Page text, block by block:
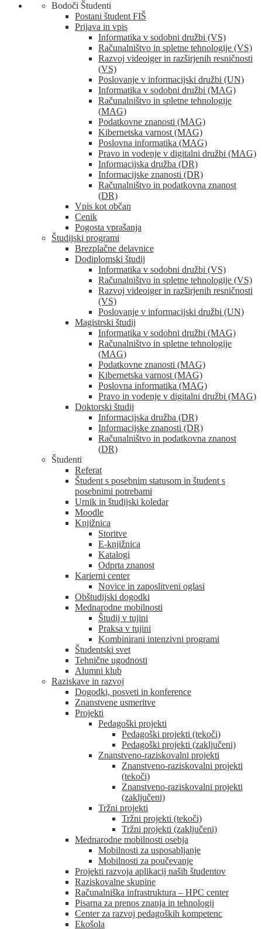
Bodoči Študenti
Postani študent FIŠ
Prijava in vpis
Informatika v sodobni družbi (VS)
Računalništvo in spletne tehnologije (VS)
Razvoj videoiger in razširjenih resničnosti
(VS)
Poslovanje v informacijski družbi (UN)
Informatika v sodobni družbi (MAG)
Računalništvo in spletne tehnologije
(MAG)
Podatkovne znanosti (MAG)
Kibernetska varnost (MAG)
Poslovna informatika (MAG)
Pravo in vodenje v digitalni družbi (MAG)
Informacijska družba (DR)
Informacijske znanosti (DR)
Računalništvo in podatkovna znanost
(DR)
Vpis kot občan
Cenik
Pogosta vprašanja
Študijski programi
Brezplačne delavnice
Dodiplomski študij
Informatika v sodobni družbi (VS)
Računalništvo in spletne tehnologije (VS)
Razvoj videoiger in razširjenih resničnosti
(VS)
Poslovanje v informacijski družbi (UN)
Magistrski študij
Informatika v sodobni družbi (MAG)
Računalništvo in spletne tehnologije
(MAG)
Podatkovne znanosti (MAG)
Kibernetska varnost (MAG)
Poslovna informatika (MAG)
Pravo in vodenje v digitalni družbi (MAG)
Doktorski študij
Informacijska družba (DR)
Informacijske znanosti (DR)
Računalništvo in podatkovna znanost
(DR)
Študenti
Referat
Študent s posebnim statusom in študent s
posebnimi potrebami
Urnik in študijski koledar
Moodle
Knjižnica
Storitve
E-knjižnica
Katalogi
Odprta znanost
Karierni center
Novice in zaposlitveni oglasi
Obštudijski dogodki
Mednarodne mobilnosti
Študij v tujini
Praksa v tujini
Kombinirani intenzivni programi
Študentski svet
Tehnične ugodnosti
Alumni klub
Raziskave in razvoj
Dogodki, posveti in konference
Znanstvene usmeritve
Projekti
Pedagoški projekti
Pedagoški projekti (tekoči)
Pedagoški projekti (zaključeni)
Znanstveno-raziskovalni projekti
Znanstveno-raziskovalni projekti
(tekoči)
Znanstveno-raziskovalni projekti
(zaključeni)
Tržni projekti
Tržni projekti (tekoči)
Tržni projekti (zaključeni)
Mednarodne mobilnosti osebja
Mobilnosti za usposabljanje
Mobilnosti za poučevanje
Projekti razvoja aplikacij naših študentov
Raziskovalne skupine
Računalniška infrastruktura – HPC center
Pisarna za prenos znanja in tehnologij
Center za razvoj pedagoških kompetenc
Ekošola